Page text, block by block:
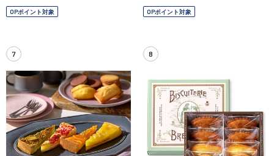
OPポイント対象 OPポイント対象
7 8